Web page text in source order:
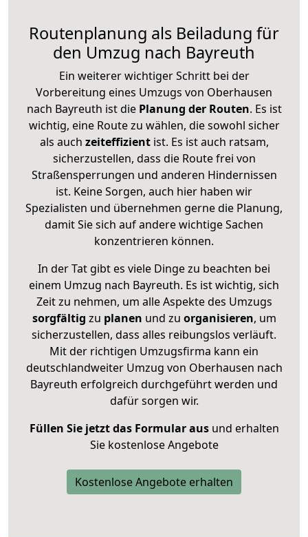
Routenplanung als Beiladung für
den Umzug nach Bayreuth
Ein weiterer wichtiger Schritt bei der
Vorbereitung eines Umzugs von Oberhausen
nach Bayreuth ist diePlanung der Routen. Es ist
wichtig, eine Route zu wählen, die sowohl sicher
als auch zeiteffizientist. Es ist auch ratsam,
sicherzustellen, dass die Route frei von
Straßensperrungen und anderen Hindernissen
ist. Keine Sorgen, auch hier haben wir
Spezialisten und übernehmen gerne die Planung,
damit Sie sich auf andere wichtige Sachen
konzentrieren können.
In der Tat gibt es viele Dinge zu beachten bei
einem Umzug nach Bayreuth. Es ist wichtig, sich
Zeit zu nehmen, um alle Aspekte des Umzugs
sorgfältig zu planen und zu organisieren, um
sicherzustellen, dass alles reibungslos verläuft.
Mit der richtigen Umzugsfirma kann ein
deutschlandweiter Umzug von Oberhausen nach
Bayreuth erfolgreich durchgeführt werden und
dafür sorgen wir.
Füllen Sie jetzt das Formular ausund erhalten
Sie kostenlose Angebote
Kostenlose Angebote erhalten